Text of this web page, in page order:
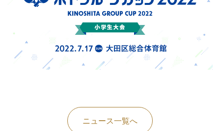
ニュース一覧へ